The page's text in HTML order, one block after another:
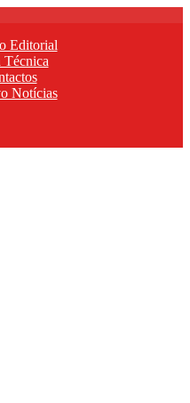
Editorial
Técnica
Notícias